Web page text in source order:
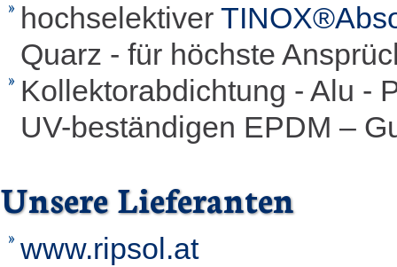
hochselektiver
Quarz - für höchste
Kollektorabdichtung - Alu -
UV-beständigen EPDM –
Unsere Lieferanten
www.ripsol.at